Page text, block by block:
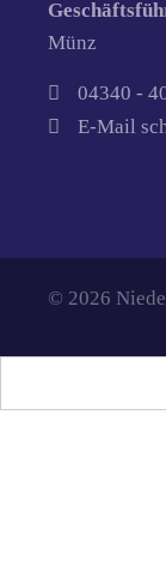
Münz
04340 -
E-Mail
© 2026